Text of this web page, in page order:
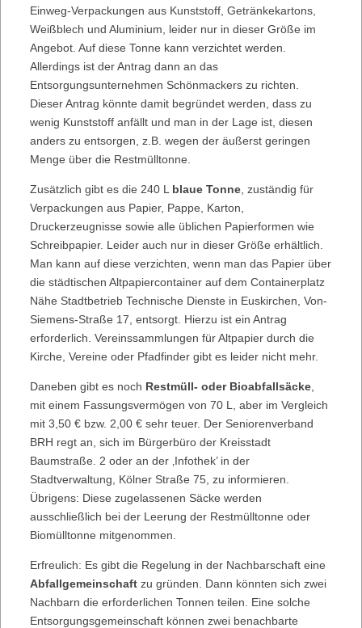
Einweg-Verpackungen aus Kunststoff, Getränkekartons,
Weißblech und Aluminium, leider nur in dieser Größe im
Angebot. Auf diese Tonne kann verzichtet werden.
Allerdings ist der Antrag dann an das
Entsorgungsunternehmen Schönmackers zu richten.
Dieser Antrag könnte damit begründet werden, dass zu
wenig Kunststoff anfällt und man in der Lage ist, diesen
anders zu entsorgen, z.B. wegen der äußerst geringen
Menge über die Restmülltonne.
Zusätzlich gibt es die 240 L blaue Tonne , zuständig für
Verpackungen aus Papier, Pappe, Karton,
Druckerzeugnisse sowie alle üblichen Papierformen wie
Schreibpapier. Leider auch nur in dieser Größe erhältlich.
Man kann auf diese verzichten, wenn man das Papier über
die städtischen Altpapiercontainer auf dem Containerplatz
Nähe Stadtbetrieb Technische Dienste in Euskirchen, Von-
Siemens-Straße 17, entsorgt. Hierzu ist ein Antrag
erforderlich. Vereinssammlungen für Altpapier durch die
Kirche, Vereine oder Pfadfinder gibt es leider nicht mehr.
Daneben gibt es noch Restmüll- oder Bioabfallsäcke
mit einem Fassungsvermögen von 70 L, aber im Vergleich
mit 3,50 € bzw. 2,00 € sehr teuer. Der Seniorenverband
BRH regt an, sich im Bürgerbüro der Kreisstadt
Baumstraße. 2 oder an der ‚Infothek’ in der
Stadtverwaltung, Kölner Straße 75, zu informieren.
Übrigens: Diese zugelassenen Säcke werden
ausschließlich bei der Leerung der Restmülltonne oder
Biomülltonne mitgenommen.
Erfreulich: Es gibt die Regelung in der Nachbarschaft eine
Abfallgemeinschaft zu gründen. Dann könnten sich zwei
Nachbarn die erforderlichen Tonnen teilen. Eine solche
Entsorgungsgemeinschaft können zwei benachbarte